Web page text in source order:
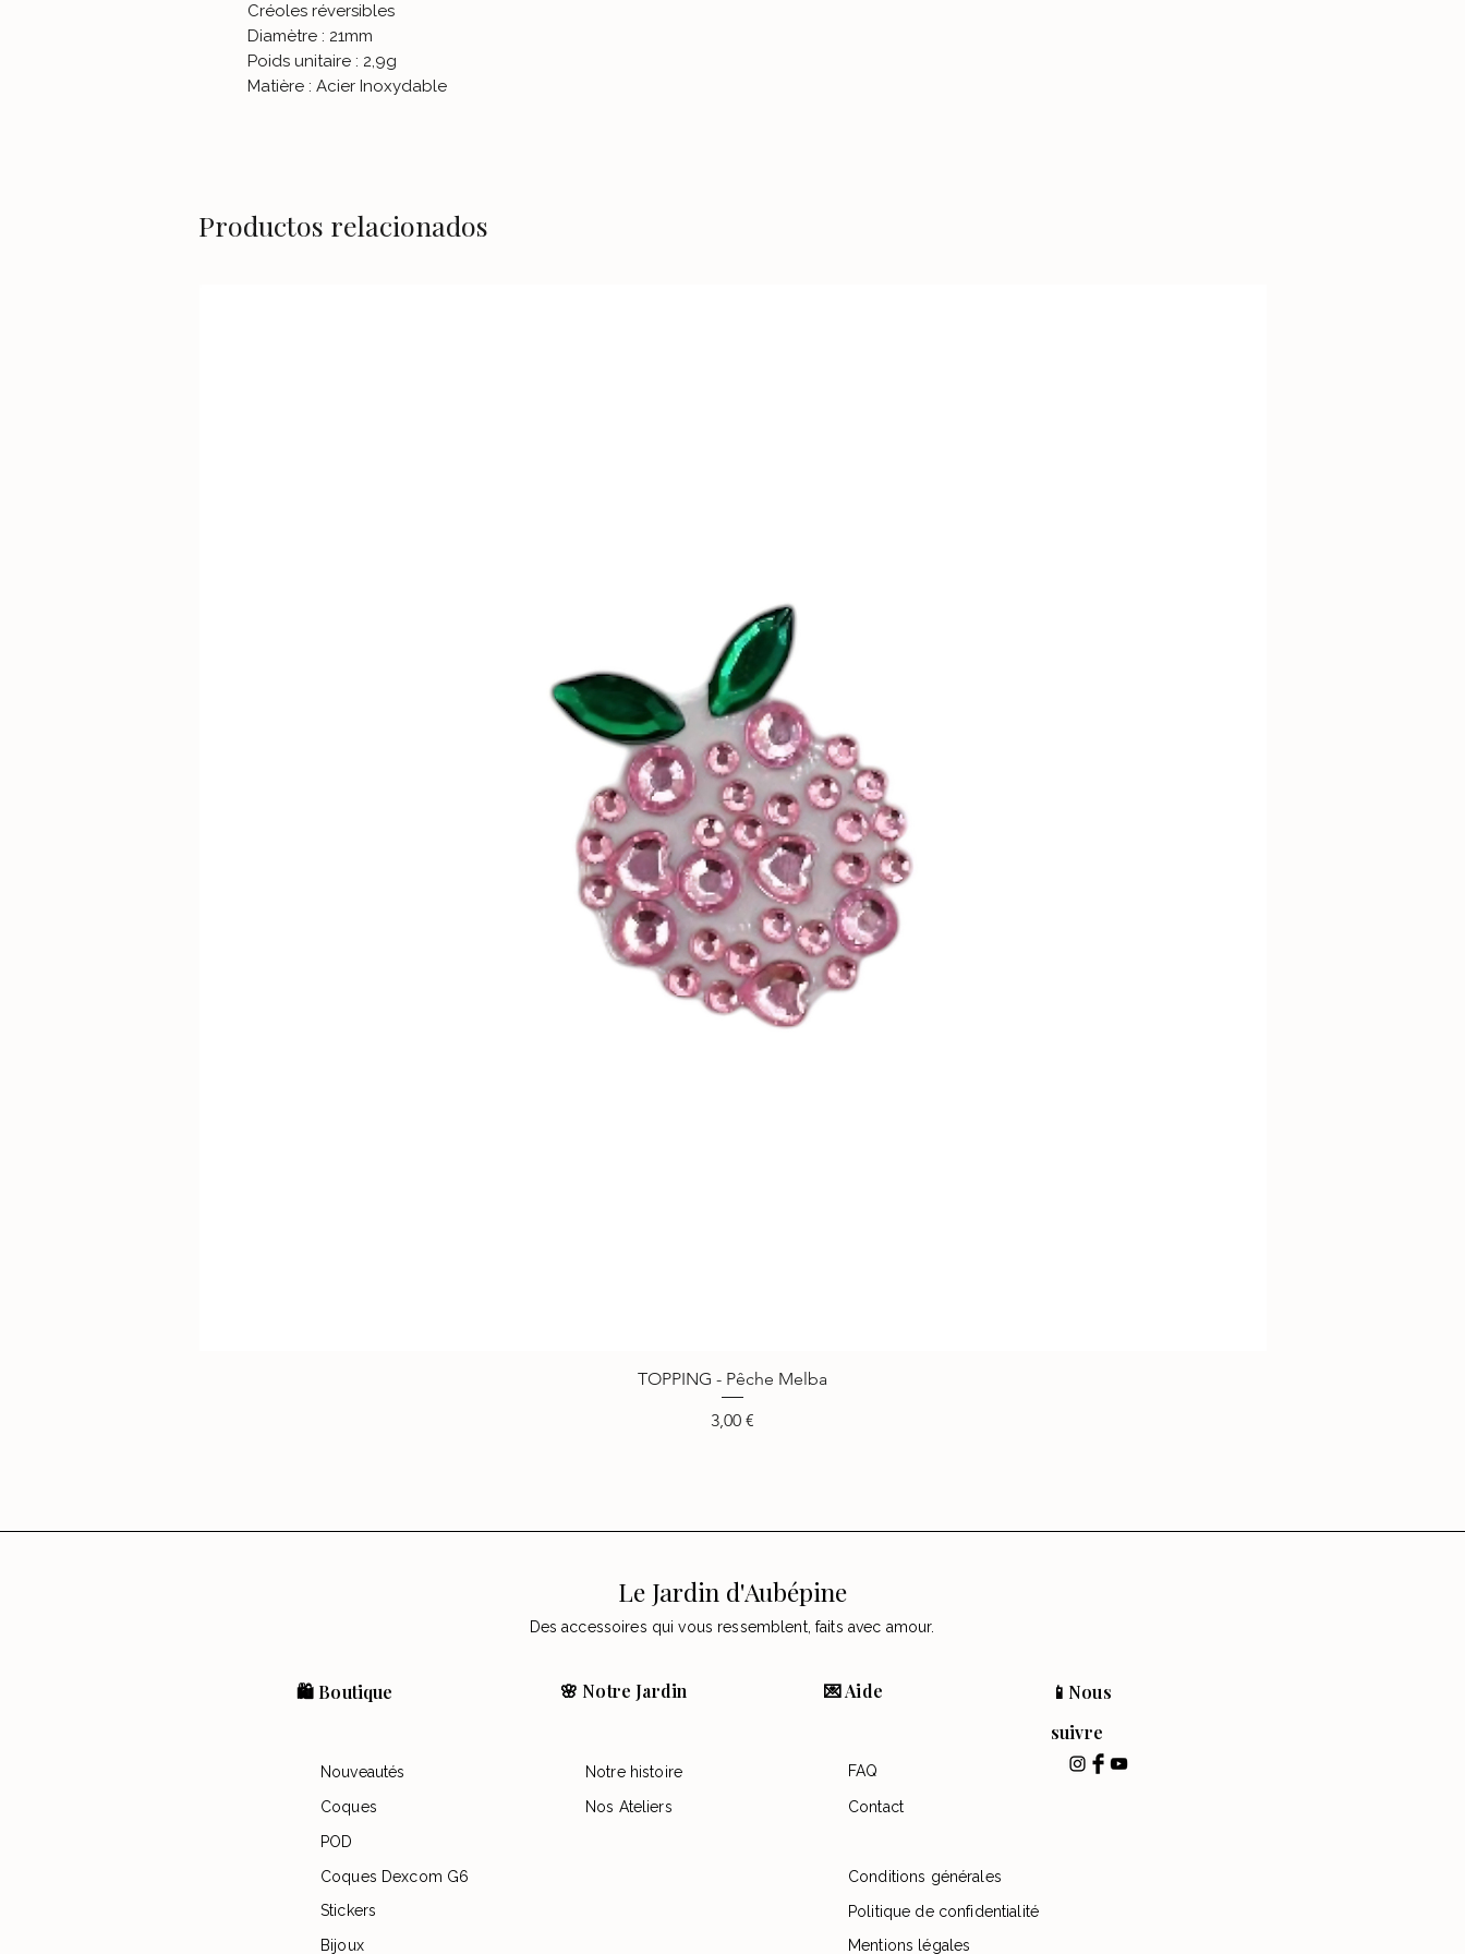
Créoles réversibles
Diamètre : 21mm
Poids unitaire : 2,9g
Matière : Acier Inoxydable
Productos relacionados
Vista rápida
TOPPING - Pêche Melba
Precio
3,00 €
Le Jardin d'Aubépine
Des accessoires qui vous ressemblent, faits avec amour.
🛍️ Boutique 🌸 Notre Jardin 💌 Aide
📱Nous
suivre
Nouveautés
Coques
POD
Coques Dexcom G6
Stickers
Notre histoire
Nos Ateliers
Bijoux
FAQ
Contact
Conditions générales
Politique de confidentialité
Mentions légales